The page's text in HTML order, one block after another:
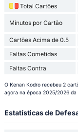
Total Cartões
Minutos por Cartão
Cartões Acima de 0.5
Faltas Cometidas
Faltas Contra
O Kenan Kodro recebeu 2
agora na época 2025/2026
Estatísticas de